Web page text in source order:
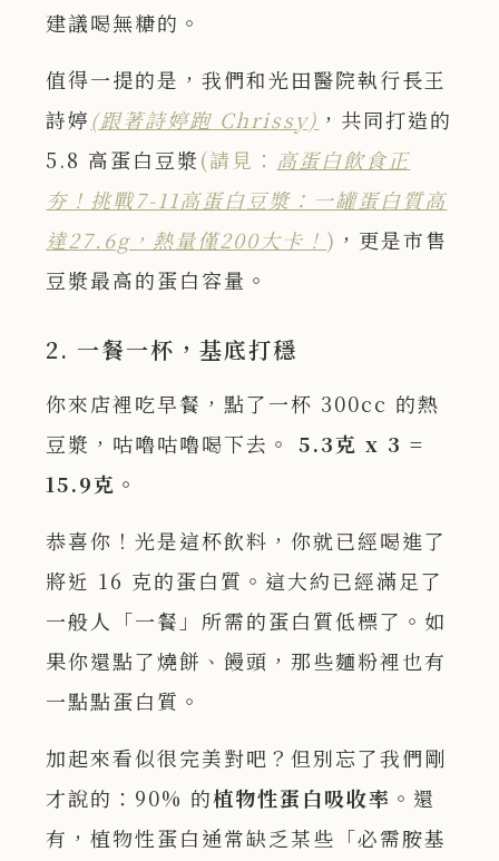
建議喝無糖的。
值得一提的是，我們和光田醫院執行長王
詩婷(跟著詩婷跑 Chrissy) ，共同打造的
5.8 高蛋白豆漿(請見： 高蛋白飲食正
夯！挑戰7-11高蛋白豆漿：一罐蛋白質高
達27.6g，熱量僅200大卡！ ) ，更是市售
豆漿最高的蛋白容量。
2. 一餐一杯，基底打穩
你來店裡吃早餐，點了一杯 300cc 的熱
豆漿，咕嚕咕嚕喝下去。5.3克 x 3 =
15.9克。
恭喜你！光是這杯飲料，你就已經喝進了
將近 16 克的蛋白質。這大約已經滿足了
一般人「一餐」所需的蛋白質低標了。如
果你還點了燒餅、饅頭，那些麵粉裡也有
一點點蛋白質。
加起來看似很完美對吧？但別忘了我們剛
才說的：90% 的植物性蛋白吸收率 。還
有，植物性蛋白通常缺乏某些「必需胺基